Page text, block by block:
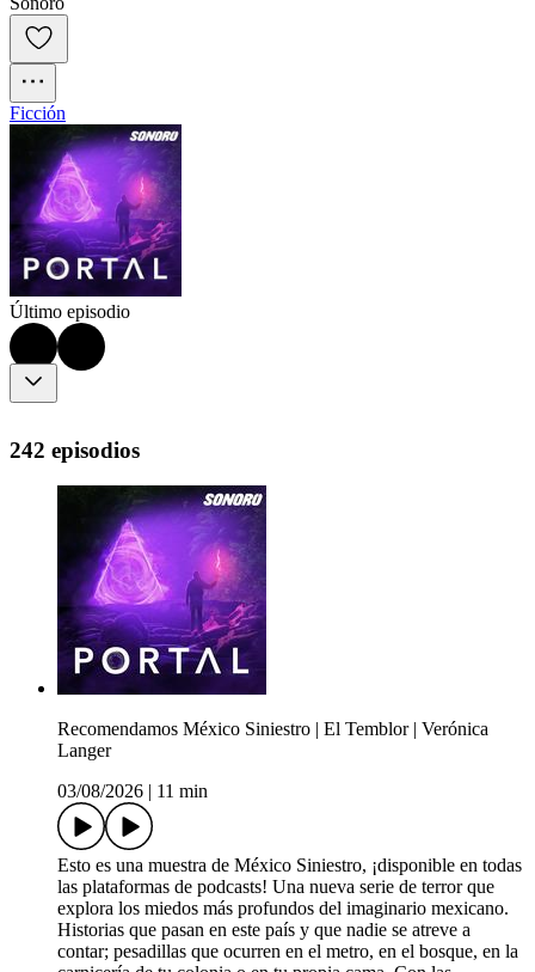
Ficción
Último episodio
242 episodios
Recomendamos México Siniestro | El Temblor | Verónica
Langer
03/08/2026
11 min
Esto es una muestra de México Siniestro, ¡disponible en todas
las plataformas de podcasts! Una nueva serie de terror que
explora los miedos más profundos del imaginario mexicano.
Historias que pasan en este país y que nadie se atreve a
contar; pesadillas que ocurren en el metro, en el bosque, en la